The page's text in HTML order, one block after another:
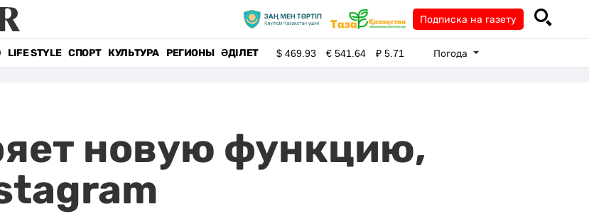
Подписка на газету
LIFE STYLE СПОРТ КУЛЬТУРА РЕГИОНЫ ӘДІЛЕТ $469.93 €541.64 ₽5.71 Погода
новую функцию,